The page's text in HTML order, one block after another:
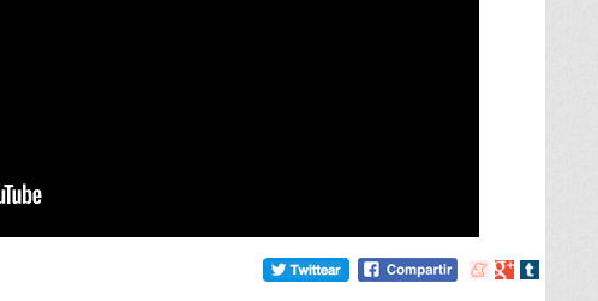
Compartir
Compartir
Compartir